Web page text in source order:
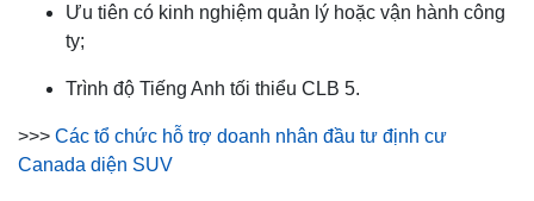
Ưu tiên có kinh nghiệm quản lý hoặc vận hành công
ty;
Trình độ Tiếng Anh tối thiểu CLB 5.
>>> Các tổ chức hỗ trợ doanh nhân đầu tư định cư
Canada diện SUV